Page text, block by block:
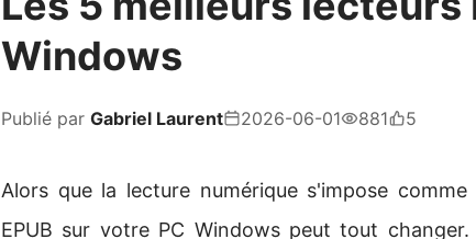
Windows
Publié par Gabriel Laurent 2026-06-01 881 5
Alors que la lecture numérique s'impose
EPUB sur votre PC Windows peut tout